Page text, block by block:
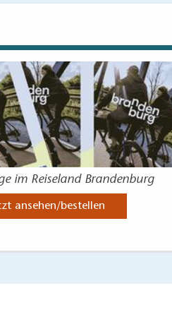
- Kräuter- und Naturhof
Gräbendorf:
- Zum Brotsommelier
Bestensee:
im Reiseland Brandenburg
ansehen/bestellen